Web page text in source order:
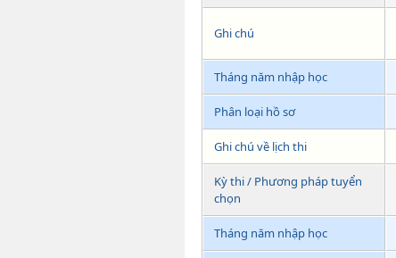
Ghi chú
Tháng năm nhập học
Phân loại hồ sơ
Ghi chú về lịch thi
Kỳ thi / Phương pháp tuyển
chọn
Tháng năm nhập học